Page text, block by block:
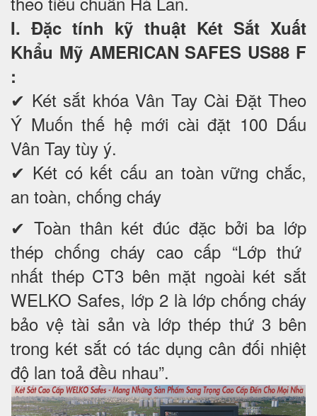
I. Đặc tính kỹ thuật Két Sắt Xuất
Khẩu Mỹ AMERICAN SAFES US88 F
:
✔ Két sắt khóa Vân Tay Cài Đặt Theo
Ý Muốn thế hệ mới cài đặt 100 Dấu
Vân Tay tùy ý.
✔ Két có kết cấu an toàn vững chắc,
an toàn, chống cháy
✔ Toàn thân két đúc đặc bởi ba lớp
thép chống cháy cao cấp “Lớp thứ
nhất thép CT3 bên mặt ngoài két sắt
WELKO Safes, lớp 2 là lớp chống cháy
bảo vệ tài sản và lớp thép thứ 3 bên
trong két sắt có tác dụng cân đối nhiệt
độ lan toả đều nhau”.